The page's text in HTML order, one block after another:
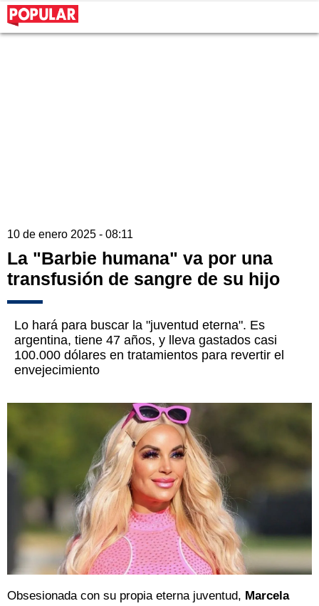
10 de enero 2025 - 08:11
La "Barbie humana" va por una
transfusión de sangre de su hijo
Lo hará para buscar la "juventud eterna". Es
argentina, tiene 47 años, y lleva gastados casi
100.000 dólares en tratamientos para revertir el
envejecimiento
Obsesionada con su propia eterna juventud, Marcela